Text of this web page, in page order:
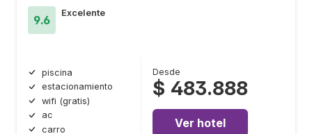
9.6
Excelente
piscina
estacionamiento
wifi (gratis)
ac
carro
Desde
$ 483.888
Ver hotel